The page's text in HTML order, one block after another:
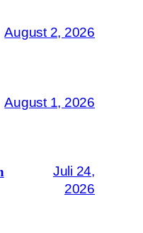
August 2, 2026
August 1, 2026
Juli 24,
2026